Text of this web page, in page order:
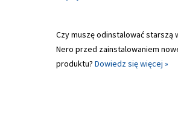
Czy muszę odinstalować starszą
Nero przed zainstalowaniem
produktu? Dowiedz się więcej »